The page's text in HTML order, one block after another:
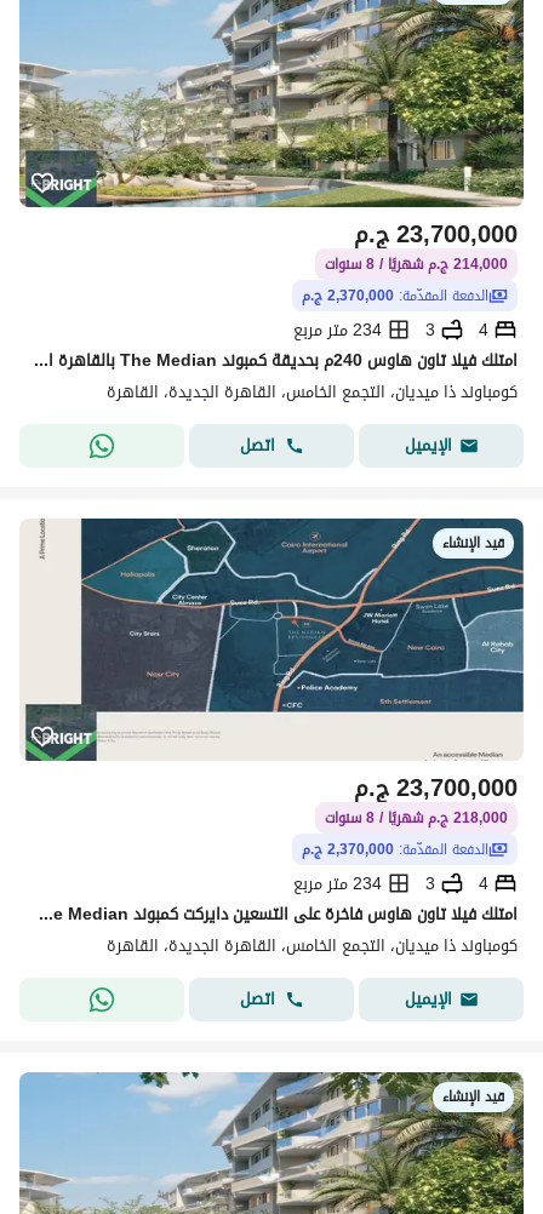
ج.م23,700,000
214,000 ج.م شهريًا / 8 سنوات
الدفعة المقدّمة: 2,370,000 ج.م
4
3
234 متر مربع
امتلك فيلا تاون هاوس 240م بحديقة كمبوند The Median بالقاهرة الجديدة
كومباوند ذا ميديان، التجمع الخامس، القاهرة الجديدة، القاهرة
الإيميل
اتصل
قيد الإنشاء
ج.م23,700,000
218,000 ج.م شهريًا / 8 سنوات
الدفعة المقدّمة: 2,370,000 ج.م
4
3
234 متر مربع
امتلك فيلا تاون هاوس فاخرة على التسعين دايركت كمبوند The Median القاهرة الجديدة
كومباوند ذا ميديان، التجمع الخامس، القاهرة الجديدة، القاهرة
الإيميل
اتصل
قيد الإنشاء